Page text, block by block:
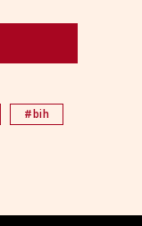
#bih